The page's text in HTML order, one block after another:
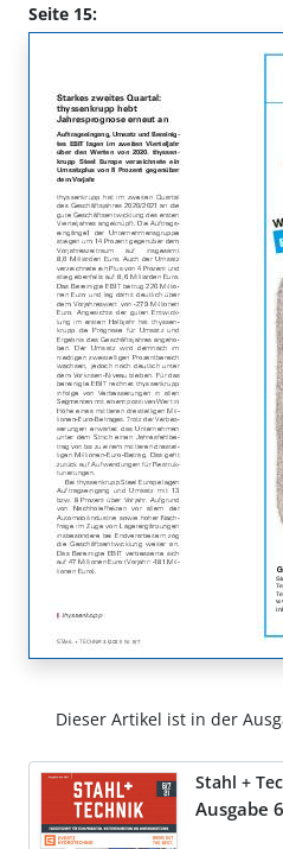
Seite 15:
Dieser Artikel ist in der
Stahl +
Ausgabe